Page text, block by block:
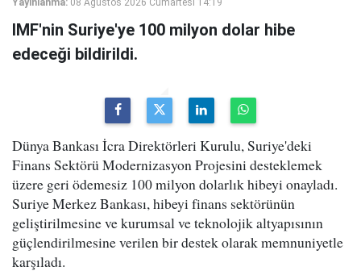
Yayınlanma: 08 Ağustos 2026 Cumartesi 14:19
IMF'nin Suriye'ye 100 milyon dolar hibe
edeceği bildirildi.
Dünya Bankası İcra Direktörleri Kurulu, Suriye'deki
Finans Sektörü Modernizasyon Projesini desteklemek
üzere geri ödemesiz 100 milyon dolarlık hibeyi onayladı.
Suriye Merkez Bankası, hibeyi finans sektörünün
geliştirilmesine ve kurumsal ve teknolojik altyapısının
güçlendirilmesine verilen bir destek olarak memnuniyetle
karşıladı.